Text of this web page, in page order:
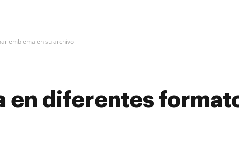
emblema en su archivo
en diferentes